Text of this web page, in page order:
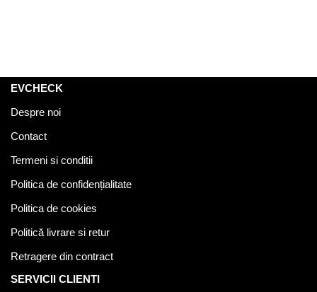
EVCHECK
Despre noi
Contact
Termeni si conditii
Politica de confidențialitate
Politica de cookies
Politică livrare si retur
Retragere din contract
SERVICII CLIENTI